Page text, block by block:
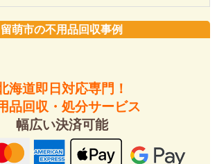
留萌市の不用品回収事例
海道即日対応専門！
品回収・処分サービス
幅広い決済可能